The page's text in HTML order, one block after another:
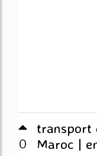
0
transport
Maroc |